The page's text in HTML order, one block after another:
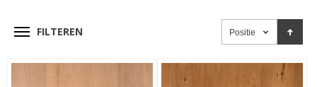
FILTEREN Positie